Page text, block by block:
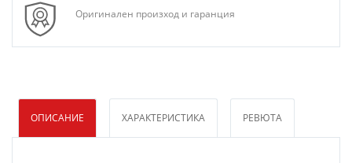
Оригинален произход и гаранция
ОПИСАНИЕ ХАРАКТЕРИСТИКА РЕВЮТА